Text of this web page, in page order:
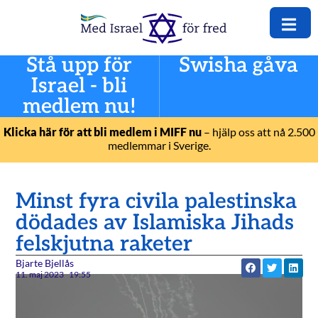
Stå upp för
Israel - bli
medlem nu!
Swisha gåva
Klicka här för att bli medlem i MIFF nu– hjälp oss att nå 2.500
medlemmar i Sverige.
Minst fyra civila palestinska
dödades av Islamiska Jihads
felskjutna raketer
Bjarte Bjellås
11. maj 2023 19:55